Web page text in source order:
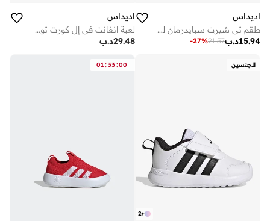
اديداس
طقم تي شيرت سبايدرمان للأطفال الرضع من مارفل
د.ب15.94
21.57
-27%
اديداس
لعبة انفانت في إل كورت توي ستوري سي إف
د.ب29.48
للجنسين
+
2
01:33:00